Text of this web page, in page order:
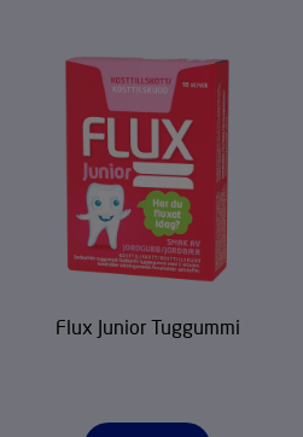
Flux Junior Tuggummi